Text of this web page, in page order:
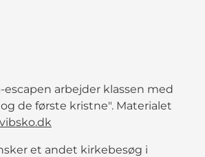
escapen arbejder klassen med
de første kristne". Materialet
et andet kirkebesøg i